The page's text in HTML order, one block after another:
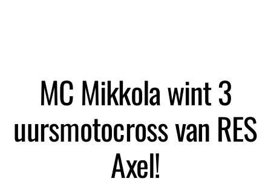
MC Mikkola wint 3
uursmotocross van RES
Axel!